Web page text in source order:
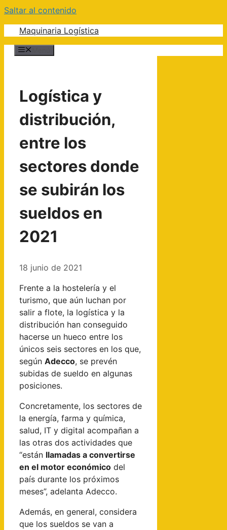
Saltar al contenido
Maquinaria Logística
Logística y
distribución,
entre los
sectores donde
se subirán los
sueldos en
2021
18 junio de 2021
Frente a la hostelería y el
turismo, que aún luchan por
salir a flote, la logística y la
distribución han conseguido
hacerse un hueco entre los
únicos seis sectores en los que,
según Adecco, se prevén
subidas de sueldo en algunas
posiciones.
Concretamente, los sectores de
la energía, farma y química,
salud, IT y digital acompañan a
las otras dos actividades que
“están llamadas a convertirse
en el motor económico del
país durante los próximos
meses”, adelanta Adecco.
Además, en general, considera
que los sueldos se van a